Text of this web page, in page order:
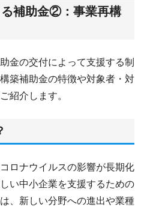
補助金②：事業再構
金の交付によって支援する制
築補助金の特徴や対象者・対
紹介します。
ロナウイルスの影響が長期化
い中小企業を支援するための
、新しい分野への進出や業種